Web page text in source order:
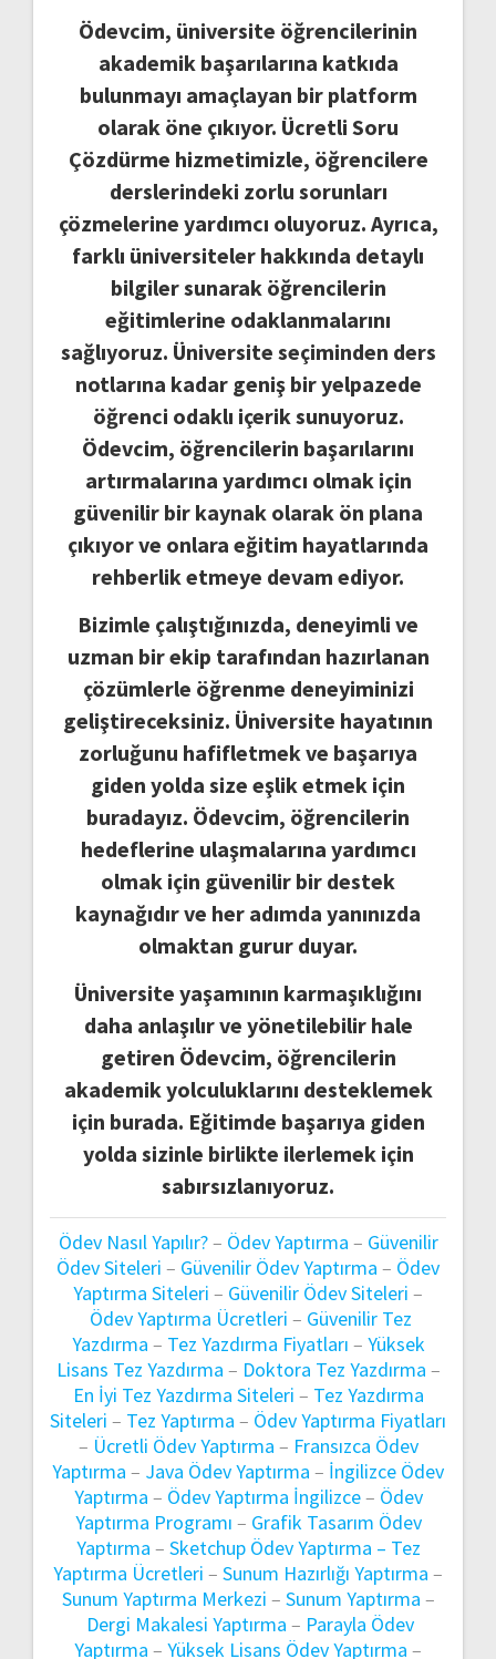
Ödevcim, üniversite öğrencilerinin
akademik başarılarına katkıda
bulunmayı amaçlayan bir platform
olarak öne çıkıyor. Ücretli Soru
Çözdürme hizmetimizle, öğrencilere
derslerindeki zorlu sorunları
çözmelerine yardımcı oluyoruz. Ayrıca,
farklı üniversiteler hakkında detaylı
bilgiler sunarak öğrencilerin
eğitimlerine odaklanmalarını
sağlıyoruz. Üniversite seçiminden ders
notlarına kadar geniş bir yelpazede
öğrenci odaklı içerik sunuyoruz.
Ödevcim, öğrencilerin başarılarını
artırmalarına yardımcı olmak için
güvenilir bir kaynak olarak ön plana
çıkıyor ve onlara eğitim hayatlarında
rehberlik etmeye devam ediyor.
Bizimle çalıştığınızda, deneyimli ve
uzman bir ekip tarafından hazırlanan
çözümlerle öğrenme deneyiminizi
geliştireceksiniz. Üniversite hayatının
zorluğunu hafifletmek ve başarıya
giden yolda size eşlik etmek için
buradayız. Ödevcim, öğrencilerin
hedeflerine ulaşmalarına yardımcı
olmak için güvenilir bir destek
kaynağıdır ve her adımda yanınızda
olmaktan gurur duyar.
Üniversite yaşamının karmaşıklığını
daha anlaşılır ve yönetilebilir hale
getiren Ödevcim, öğrencilerin
akademik yolculuklarını desteklemek
için burada. Eğitimde başarıya giden
yolda sizinle birlikte ilerlemek için
sabırsızlanıyoruz.
Ödev Nasıl Yapılır?– Ödev Yaptırma – Güvenilir
Ödev Siteleri – Güvenilir Ödev Yaptırma – Ödev
Yaptırma Siteleri – Güvenilir Ödev Siteleri –
Ödev Yaptırma Ücretleri – Güvenilir Tez
Yazdırma – Tez Yazdırma Fiyatları – Yüksek
Lisans Tez Yazdırma – Doktora Tez Yazdırma –
En İyi Tez Yazdırma Siteleri – Tez Yazdırma
Siteleri – Tez Yaptırma – Ödev Yaptırma Fiyatları
– Ücretli Ödev Yaptırma – Fransızca Ödev
Yaptırma – Java Ödev Yaptırma – İngilizce Ödev
Yaptırma – Ödev Yaptırma İngilizce– Ödev
Yaptırma Programı – Grafik Tasarım Ödev
Yaptırma – Sketchup Ödev Yaptırma – Tez
Yaptırma Ücretleri – Sunum Hazırlığı Yaptırma –
Sunum Yaptırma Merkezi – Sunum Yaptırma –
Dergi Makalesi Yaptırma – Parayla Ödev
Yaptırma – Yüksek Lisans Ödev Yaptırma –